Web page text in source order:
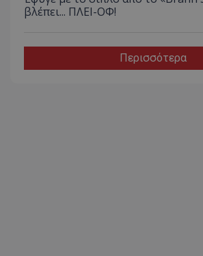
βλέπει... ΠΛΕΙ-ΟΦ!
Περισσότερα